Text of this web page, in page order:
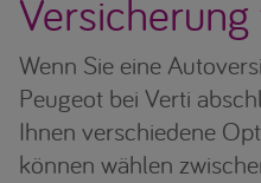
Wenn Sie eine
Peugeot bei Verti
Ihnen verschiedene
können wählen